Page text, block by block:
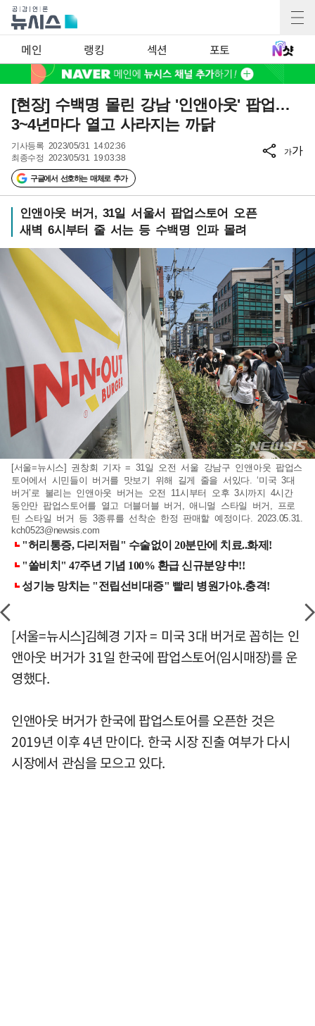
메인 랭킹 섹션 포토
[현장] 수백명 몰린 강남 '인앤아웃' 팝업…
3~4년마다 열고 사라지는 까닭
기사등록 2023/05/31 14:02:36
최종수정 2023/05/31 19:03:38
구글에서 선호하는 매체로 추가
가가
인앤아웃 버거, 31일 서울서 팝업스토어 오픈
새벽 6시부터 줄 서는 등 수백명 인파 몰려
[서울=뉴시스] 권창회 기자 = 31일 오전 서울 강남구 인앤아웃 팝업스
토어에서 시민들이 버거를 맛보기 위해 길게 줄을 서있다. ‘미국 3대
버거’로 불리는 인앤아웃 버거는 오전 11시부터 오후 3시까지 4시간
동안만 팝업스토어를 열고 더블더블 버거, 애니멀 스타일 버거, 프로
틴 스타일 버거 등 3종류를 선착순 한정 판매할 예정이다. 2023.05.31.
kch0523@newsis.com
[서울=뉴시스]김혜경 기자 = 미국 3대 버거로 꼽히는 인
앤아웃 버거가 31일 한국에 팝업스토어(임시매장)를 운
영했다.
인앤아웃 버거가 한국에 팝업스토어를 오픈한 것은
2019년 이후 4년 만이다. 한국 시장 진출 여부가 다시
시장에서 관심을 모으고 있다.